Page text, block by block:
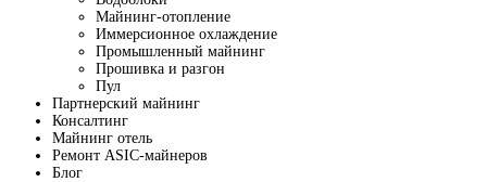
Майнинг-отопление
Иммерсионное охлаждение
Промышленный майнинг
Прошивка и разгон
Пул
Партнерский майнинг
Консалтинг
Майнинг отель
Ремонт ASIC-майнеров
Блог